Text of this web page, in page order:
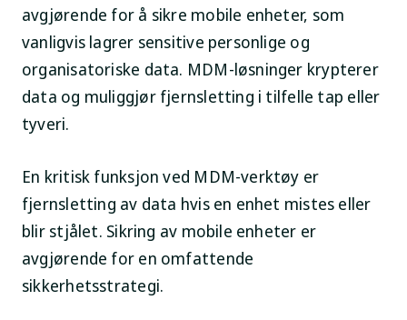
avgjørende for å sikre mobile enheter, som
vanligvis lagrer sensitive personlige og
organisatoriske data. MDM-løsninger krypterer
data og muliggjør fjernsletting i tilfelle tap eller
tyveri.
En kritisk funksjon ved MDM-verktøy er
fjernsletting av data hvis en enhet mistes eller
blir stjålet. Sikring av mobile enheter er
avgjørende for en omfattende
sikkerhetsstrategi.